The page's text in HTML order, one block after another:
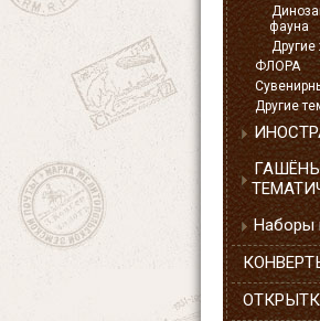
фауна
ФЛОРА
Другие
Наборы